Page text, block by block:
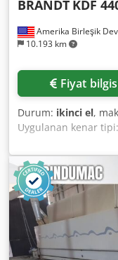
Amerika Birleşik
10.193 km
BRANDT KDF
Fiyat
Durum: ikinci el,
Uygulanan kenar
kaplama Yapıştırma
frezeleme: evet Çok
Tepfx Anuer Maks.